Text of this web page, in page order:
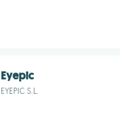
Eyepic
EYEPIC S.L.